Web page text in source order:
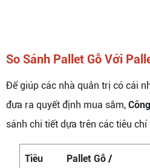
So Sánh Pallet Gỗ Với
Để giúp các nhà quản trị có cái
đưa ra quyết định mua sắm,
sánh chi tiết dựa trên các tiêu
Tiêu
Pallet Gỗ /